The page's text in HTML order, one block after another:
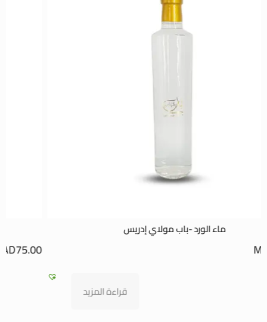
خليع بزيت الزيتون
75.00
تحديد أحد الخيارات